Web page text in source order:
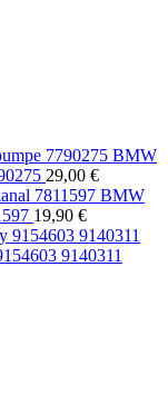
BMW
29,00 €
BMW
19,90 €
9140311